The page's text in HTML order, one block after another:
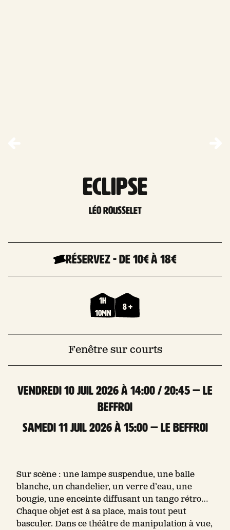
ECLIPSE
Léo Rousselet
Réservez-De 10€à 18€
1h
10mn
8 +
Fenêtre sur courts
vendredi 10 Juil 2026 à 14:00 / 20:45 — Le
Beffroi
samedi 11 Juil 2026 à 15:00 — Le Beffroi
Sur scène : une lampe suspendue, une balle
blanche, un chandelier, un verre d’eau, une
bougie, une enceinte diffusant un tango rétro…
Chaque objet est à sa place, mais tout peut
basculer. Dans ce théâtre de manipulation à vue,